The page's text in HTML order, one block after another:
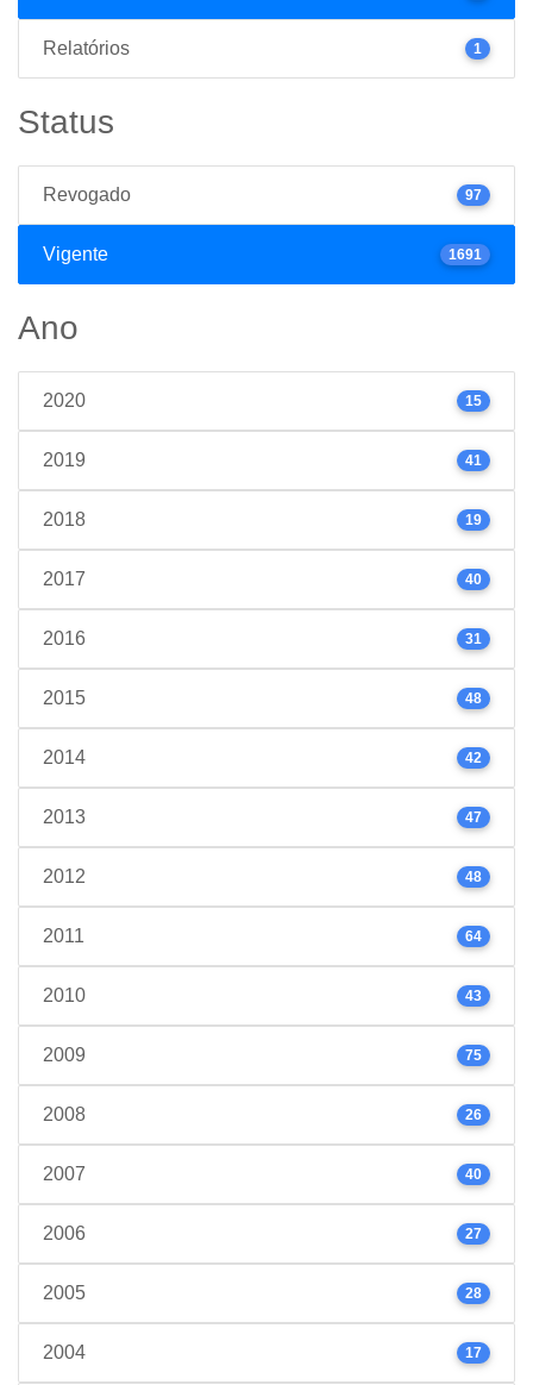
Relatórios 1
Status
Revogado 97
Vigente 1691
Ano
2020 15
2019 41
2018 19
2017 40
2016 31
2015 48
2014 42
2013 47
2012 48
2011 64
2010 43
2009 75
2008 26
2007 40
2006 27
2005 28
2004 17